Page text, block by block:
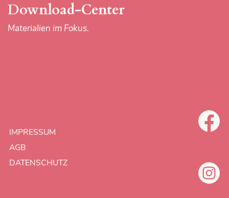
Download-Center
Materialien im Fokus.
IMPRESSUM
AGB
DATENSCHUTZ